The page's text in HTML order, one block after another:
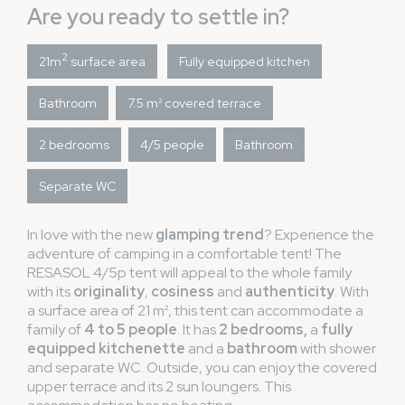
Are you ready to settle in?
21m2 surface area Fully equipped kitchen
Bathroom 7.5 m² covered terrace
2 bedrooms 4/5 people Bathroom
Separate WC
In love with the newglamping trend? Experience the
adventure of camping in a comfortable tent! The
RESASOL 4/5p tent will appeal to the whole family
with itsoriginality, cosiness and authenticity. With
a surface area of 21 m², this tent can accommodate a
family of4 to 5 people. It has2 bedrooms, a fully
equipped kitchenette and a bathroomwith shower
and separate WC. Outside, you can enjoy the covered
upper terrace and its 2 sun loungers. This
funcionaban y dijeron que lo solucionarian y no lo hicieron.
Maria C Espagne
From 23/06/2026 to 25/06/2026
Family with child(ren)
Avis hébergement
Tiene de todo está completa
Mucho calor
Avis général
Las piscinas
Aire acondicionado en las tiendas de lona
Isabel L Espagne 8,7
From 12/06/2026 to 14/06/2026
Family with child(ren)
Avis hébergement
Práctica
Avis général
Estupenda